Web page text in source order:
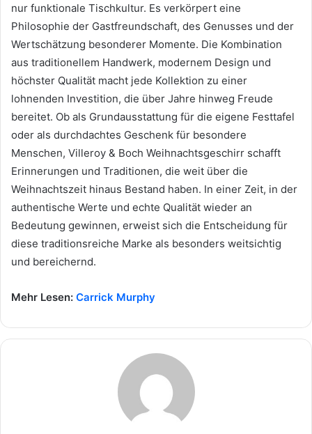
nur funktionale Tischkultur. Es verkörpert eine
Philosophie der Gastfreundschaft, des Genusses und der
Wertschätzung besonderer Momente. Die Kombination
aus traditionellem Handwerk, modernem Design und
höchster Qualität macht jede Kollektion zu einer
lohnenden Investition, die über Jahre hinweg Freude
bereitet. Ob als Grundausstattung für die eigene Festtafel
oder als durchdachtes Geschenk für besondere
Menschen, Villeroy & Boch Weihnachtsgeschirr schafft
Erinnerungen und Traditionen, die weit über die
Weihnachtszeit hinaus Bestand haben. In einer Zeit, in der
authentische Werte und echte Qualität wieder an
Bedeutung gewinnen, erweist sich die Entscheidung für
diese traditionsreiche Marke als besonders weitsichtig
und bereichernd.
Mehr Lesen: Carrick Murphy